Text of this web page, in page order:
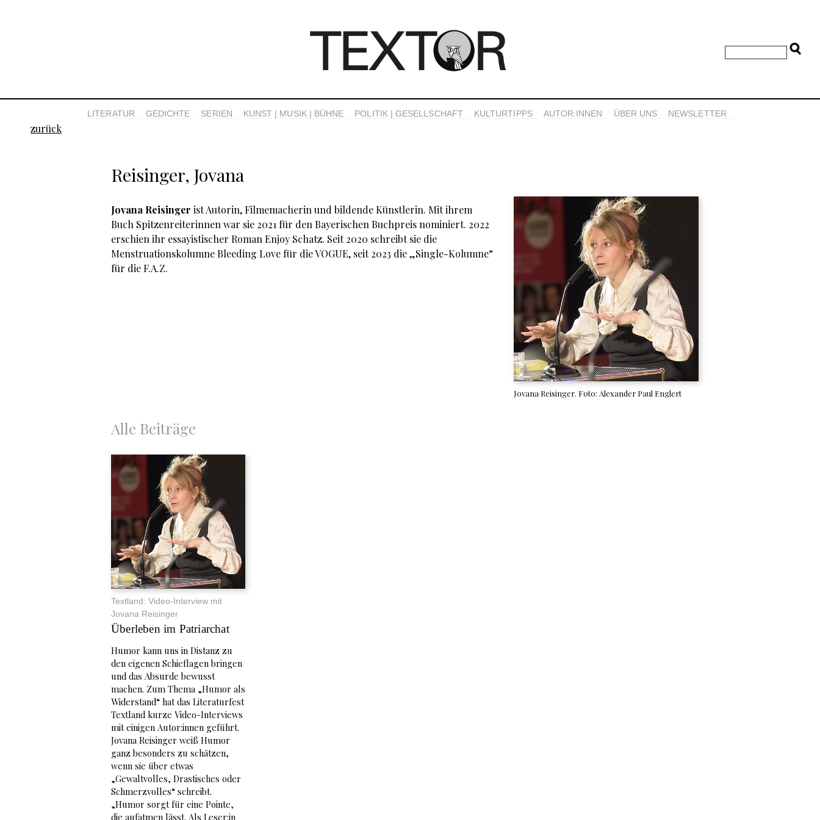
LITERATUR GEDICHTE SERIEN KUNST | MUSIK | BÜHNE POLITIK | GESELLSCHAFT KULTURTIPPS AUTOR:INNEN ÜBER UNS NEWSLETTER
zurück
Reisinger, Jovana
Jovana Reisinger ist Autorin, Filmemacherin und bildende Künstlerin. Mit ihrem
Buch Spitzenreiterinnen war sie 2021 für den Bayerischen Buchpreis nominiert. 2022
erschien ihr essayistischer Roman Enjoy Schatz. Seit 2020 schreibt sie die
Menstruationskolumne Bleeding Love für die VOGUE, seit 2023 die „Single-Kolumne“
für die F.A.Z.
Jovana Reisinger. Foto: Alexander Paul Englert
Alle Beiträge
Textland: Video-Interview mit
Jovana Reisinger
Überleben im Patriarchat
Humor kann uns in Distanz zu
den eigenen Schieflagen bringen
und das Absurde bewusst
machen. Zum Thema „Humor als
Widerstand“ hat das Literaturfest
Textland kurze Video-Interviews
mit einigen Autor:innen geführt.
Jovana Reisinger weiß Humor
ganz besonders zu schätzen,
wenn sie über etwas
„Gewaltvolles, Drastisches oder
Schmerzvolles“ schreibt.
„Humor sorgt für eine Pointe,
die aufatmen lässt. Als Leser:in